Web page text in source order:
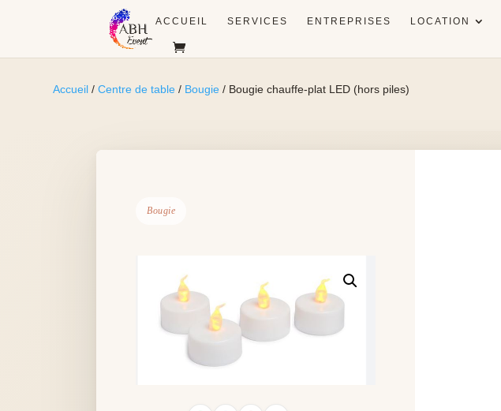
ACCUEIL SERVICES ENTREPRISES LOCATION
Accueil /Centre de table / Bougie / Bougie chauffe-plat LED (hors piles)
Bougie